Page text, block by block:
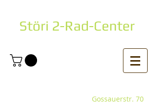
Störi 2-Rad-Center
Gossauerstr. 70